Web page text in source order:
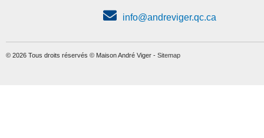
info@andreviger.qc.ca
© 2026 Tous droits réservés © Maison André Viger - Sitemap